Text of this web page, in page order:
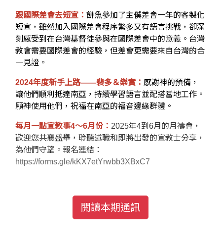
跟國際差會去短宣： 餅魚參加了主僕差會一年的客製化
短宣，雖然加入國際差會程序繁多又有語言挑戰，卻深
刻感受到在台灣基督徒參與在國際差會中的意義。台灣
教會需要國際差會的經驗，但差會更需要來自台灣的合
一見證。
2024年度新手上路——裴多＆樂實： 感謝神的預備，
讓他們順利抵達南亞，持續學習語言並配搭當地工作。
願神使用他們，祝福在南亞的福音邊緣群體。
每月一點宣教事4～6月份： 2025年4到6月的月禱會，
歡迎您共襄盛舉，聆聽述職和即將出發的宣教士分享，
為他們守望。報名連結：
https://forms.gle/kKX7etYrwbb3XBxC7
閱讀本期通訊